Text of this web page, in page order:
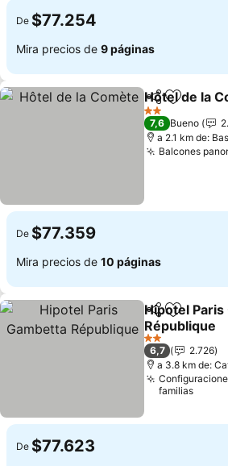
De $77.254
Mira precios de 9 páginas
CompartirAgregar
Hôtel de la
2 Estrellas
7,6 Bueno
a 2.1 km de:
Balcones
De $77.359
Mira precios de 10 páginas
Compartir
Agregar
Hipotel
République
2 Estrellas
6,7
2.726
a 3.8 km de:
familias
De $77.623